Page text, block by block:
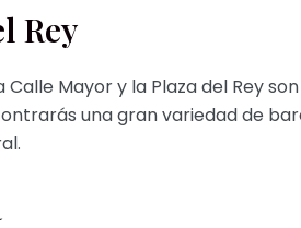
Rey
Mayor y la Plaza del Rey
una gran variedad de